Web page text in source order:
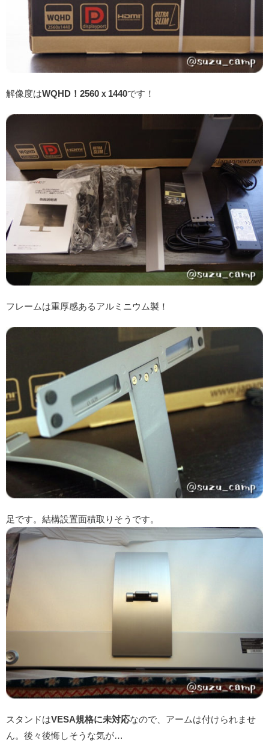
解像度はWQHD！2560ｘ1440です！
フレームは重厚感あるアルミニウム製！
足です。結構設置面積取りそうです。
スタンドはVESA規格に未対応なので、アームは付けられませ
ん。後々後悔しそうな気が…